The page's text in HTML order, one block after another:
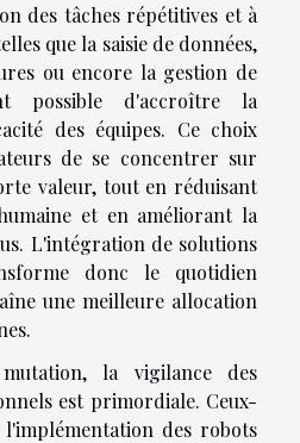
des tâches répétitives et à
que la saisie de données,
ou encore la gestion de
possible d'accroître la
des équipes. Ce choix
de se concentrer sur
valeur, tout en réduisant
et en améliorant la
L'intégration de solutions
donc le quotidien
une meilleure allocation
la vigilance des
est primordiale. Ceux-
des robots